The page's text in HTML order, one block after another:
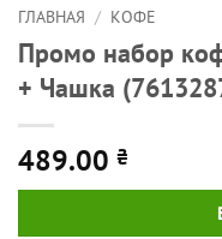
ГЛАВНАЯ / КОФЕ
Промо набор
+ Чашка
489.00 ₴